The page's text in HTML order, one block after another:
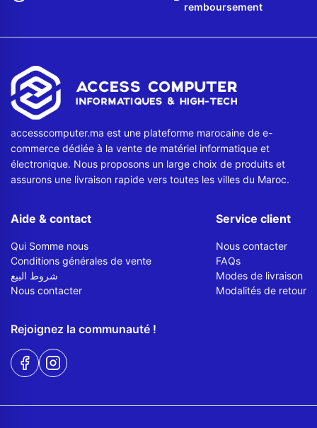
remboursement
accesscomputer.ma est une plateforme marocaine de e-
commerce dédiée à la vente de matériel informatique et
électronique. Nous proposons un large choix de produits et
assurons une livraison rapide vers toutes les villes du Maroc.
Aide & contact
Qui Somme nous
Conditions générales de vente
شروط البيع
Nous contacter
Service client
Nous contacter
FAQs
Modes de livraison
Modalités de retour
Rejoignez la communauté !